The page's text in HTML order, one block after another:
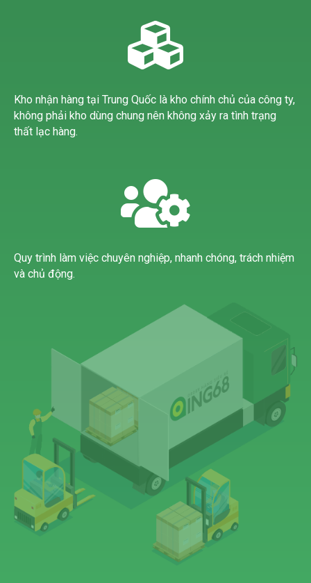
Kho nhận hàng tại Trung Quốc là kho chính chủ của công ty,
không phải kho dùng chung nên không xảy ra tình trạng
thất lạc hàng.
Quy trình làm việc chuyên nghiệp, nhanh chóng, trách nhiệm
và chủ động.